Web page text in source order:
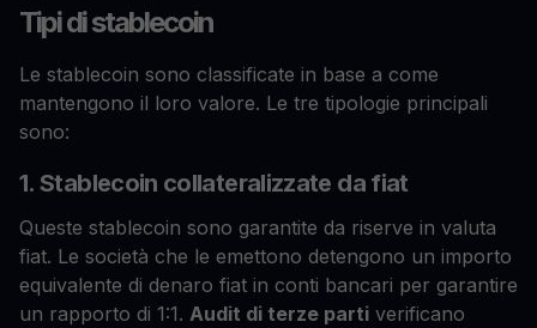
Tipi di stablecoin
Le stablecoin sono classificate in base a come
mantengono il loro valore. Le tre tipologie principali
sono:
1. Stablecoin collateralizzate da fiat
Queste stablecoin sono garantite da riserve in valuta
fiat. Le società che le emettono detengono un importo
equivalente di denaro fiat in conti bancari per garantire
un rapporto di 1:1. Audit di terze parti verificano